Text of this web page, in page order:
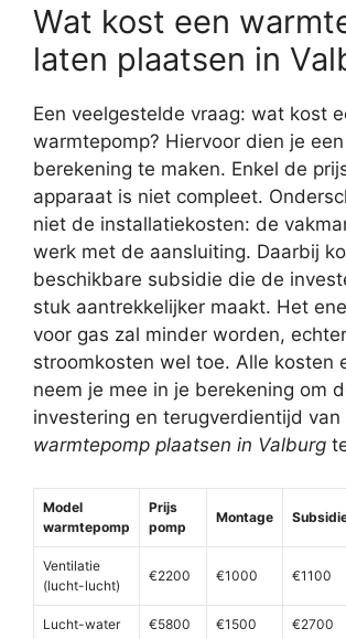
Wat kost een
laten plaatsen in
Een veelgestelde vraag: wat kost
warmtepomp? Hiervoor dien je
berekening te maken. Enkel de
apparaat is niet compleet.
niet de installatiekosten: de
werk met de aansluiting. Daarbij
beschikbare subsidie die de
stuk aantrekkelijker maakt. Het
voor gas zal minder worden,
stroomkosten wel toe. Alle kosten
neem je mee in je berekening om
investering en terugverdientijd van
warmtepomp plaatsen in Valburg
Model
warmtepomp
Prijs
pomp
Montage
Ventilatie
(lucht-lucht)
€2200 €1000 €1100
Lucht-water €5800 €1500 €2700